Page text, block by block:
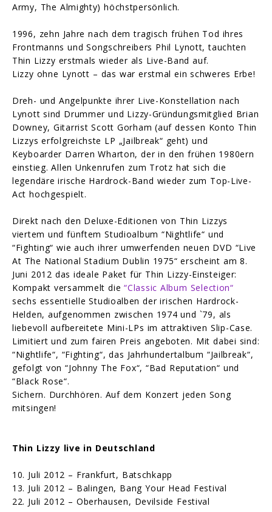
Army, The Almighty) höchstpersönlich.
1996, zehn Jahre nach dem tragisch frühen Tod ihres
Frontmanns und Songschreibers Phil Lynott, tauchten
Thin Lizzy erstmals wieder als Live-Band auf.
Lizzy ohne Lynott – das war erstmal ein schweres Erbe!
Dreh- und Angelpunkte ihrer Live-Konstellation nach
Lynott sind Drummer und Lizzy-Gründungsmitglied Brian
Downey, Gitarrist Scott Gorham (auf dessen Konto Thin
Lizzys erfolgreichste LP „Jailbreak“ geht) und
Keyboarder Darren Wharton, der in den frühen 1980ern
einstieg. Allen Unkenrufen zum Trotz hat sich die
legendäre irische Hardrock-Band wieder zum Top-Live-
Act hochgespielt.
Direkt nach den Deluxe-Editionen von Thin Lizzys
viertem und fünftem Studioalbum “Nightlife“ und
“Fighting“ wie auch ihrer umwerfenden neuen DVD “Live
At The National Stadium Dublin 1975“ erscheint am 8.
Juni 2012 das ideale Paket für Thin Lizzy-Einsteiger:
Kompakt versammelt die“Classic Album Selection“
sechs essentielle Studioalben der irischen Hardrock-
Helden, aufgenommen zwischen 1974 und `79, als
liebevoll aufbereitete Mini-LPs im attraktiven Slip-Case.
Limitiert und zum fairen Preis angeboten. Mit dabei sind:
“Nightlife“, “Fighting“, das Jahrhundertalbum “Jailbreak“,
gefolgt von “Johnny The Fox“, “Bad Reputation“ und
“Black Rose“.
Sichern. Durchhören. Auf dem Konzert jeden Song
mitsingen!
Thin Lizzy live in Deutschland
10. Juli 2012 – Frankfurt, Batschkapp
13. Juli 2012 – Balingen, Bang Your Head Festival
22. Juli 2012 – Oberhausen, Devilside Festival